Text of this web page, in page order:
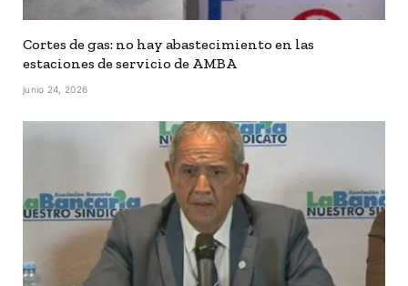
Cortes de gas: no hay abastecimiento en las
estaciones de servicio de AMBA
junio 24, 2026